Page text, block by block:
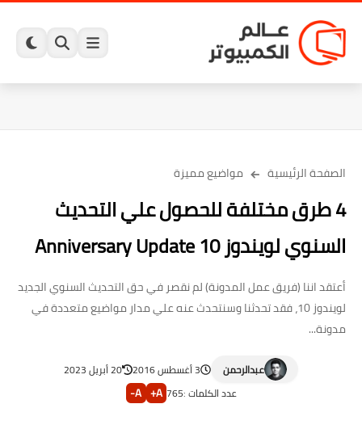
الصفحة الرئيسية مواضيع مميزة
4 طرق مختلفة للحصول علي التحديث
السنوي لويندوز 10 Anniversary Update
أعتقد اننا (فريق عمل المدونة) لم نقصر في حق التحديث السنوي الجديد
لويندوز 10، فقد تحدثنا وسنتحدث عنه علي مدار مواضيع متعددة في
مدونة...
عبدالرحمن 3 أغسطس 2016
20 أبريل 2023
عدد الكلمات :765
A+
A-